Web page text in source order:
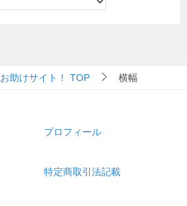
お助けサイト！ TOP 横幅
プロフィール
特定商取引法記載